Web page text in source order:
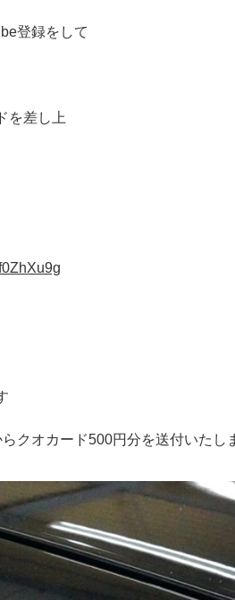
登録をして
を差し上
クオカード500円分を送付いたし